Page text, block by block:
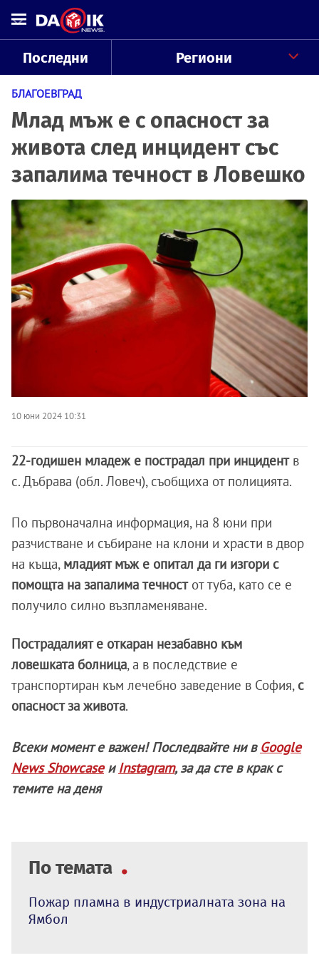
Последни Региони
БЛАГОЕВГРАД
Млад мъж е с опасност за
живота след инцидент със
запалима течност в Ловешко
10 юни 2024 10:31
22-годишен младеж е пострадал при инцидентв
с. Дъбрава (обл. Ловеч), съобщиха от полицията.
По първоначална информация, на 8 юни при
разчистване и събиране на клони и храсти в двор
на къща, младият мъж е опитал да ги изгори с
помощта на запалима течностот туба, като се е
получило силно възпламеняване.
Пострадалият е откаран незабавно към
ловешката болница, а в последствие е
транспортиран към лечебно заведение в София, с
опасност за живота.
Всеки момент е важен! Последвайте ни в Google
News Showcaseи Instagram, за да сте в крак с
темите на деня
По темата
Пожар пламна в индустриалната зона на
Ямбол